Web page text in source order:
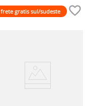
frete gratis sul/sudeste